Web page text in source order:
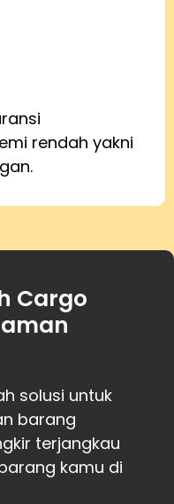
rendah yakni
Cargo
solusi untuk
barang
terjangkau
kamu di